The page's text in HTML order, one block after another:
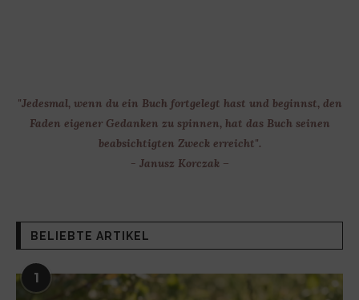
"Jedesmal, wenn du ein Buch fortgelegt hast und beginnst, den
Faden eigener Gedanken zu spinnen, hat das Buch seinen
beabsichtigten Zweck erreicht".
- Janusz Korczak –
BELIEBTE ARTIKEL
1